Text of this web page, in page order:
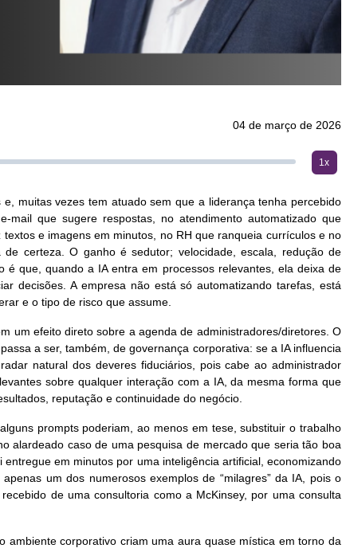
04 de março de 2026
1x
muitas vezes tem atuado sem que a liderança tenha percebido
que sugere respostas, no atendimento automatizado que
e imagens em minutos, no RH que ranqueia currículos e no
certeza. O ganho é sedutor; velocidade, escala, redução de
é que, quando a IA entra em processos relevantes, ela deixa de
decisões. A empresa não está só automatizando tarefas, está
e o tipo de risco que assume.
um efeito direto sobre a agenda de administradores/diretores. O
a ser, também, de governança corporativa: se a IA influencia
natural dos deveres fiduciários, pois cabe ao administrador
sobre qualquer interação com a IA, da mesma forma que
reputação e continuidade do negócio.
prompts poderiam, ao menos em tese, substituir o trabalho
alardeado caso de uma pesquisa de mercado que seria tão boa
em minutos por uma inteligência artificial, economizando
um dos numerosos exemplos de “milagres” da IA, pois o
de uma consultoria como a McKinsey, por uma consulta
ambiente corporativo criam uma aura quase mística em torno da